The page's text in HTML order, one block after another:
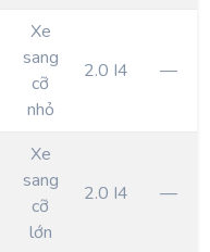
Xe
sang
cỡ
nhỏ
2.0 I4 —
Xe
sang
cỡ
lớn
2.0 I4 —